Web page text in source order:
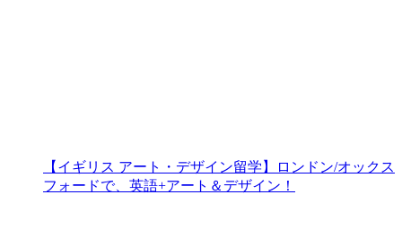
【イギリス アート・デザイン留学】ロンドン/オックス
フォードで、英語+アート＆デザイン！